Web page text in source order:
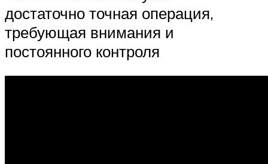
достаточно точная операция,
требующая внимания и
постоянного контроля